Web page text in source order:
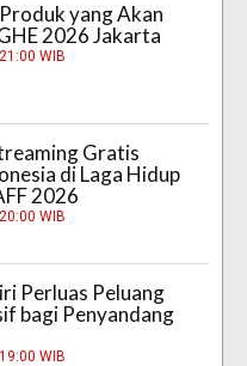
yang Akan
2026 Jakarta
WIB
Gratis
di Laga Hidup
2026
WIB
Perluas Peluang
bagi Penyandang
WIB